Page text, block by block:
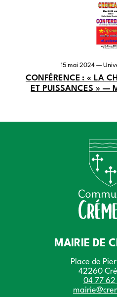
15 mai 2024 —
CONFÉRENCE : « LA
ET PUISSANCES » —
MAIRIE DE
Place de
42260
04 77